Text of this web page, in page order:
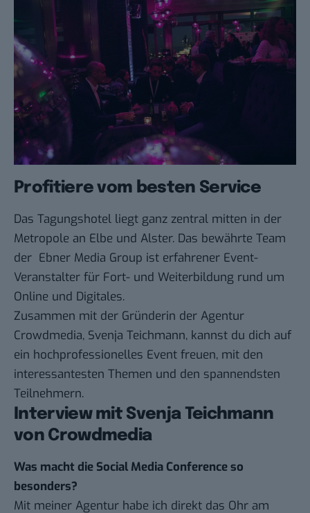
Profitiere vom besten Service
Das Tagungshotel liegt ganz zentral mitten in der
Metropole an Elbe und Alster. Das bewährte Team
der Ebner Media Group ist erfahrener Event-
Veranstalter für Fort- und Weiterbildung rund um
Online und Digitales.
Zusammen mit der Gründerin der Agentur
Crowdmedia, Svenja Teichmann, kannst du dich auf
ein hochprofessionelles Event freuen, mit den
interessantesten Themen und den spannendsten
Teilnehmern.
Interview mit Svenja Teichmann
von Crowdmedia
Was macht die Social Media Conference so
besonders?
Mit meiner Agentur habe ich direkt das Ohr am